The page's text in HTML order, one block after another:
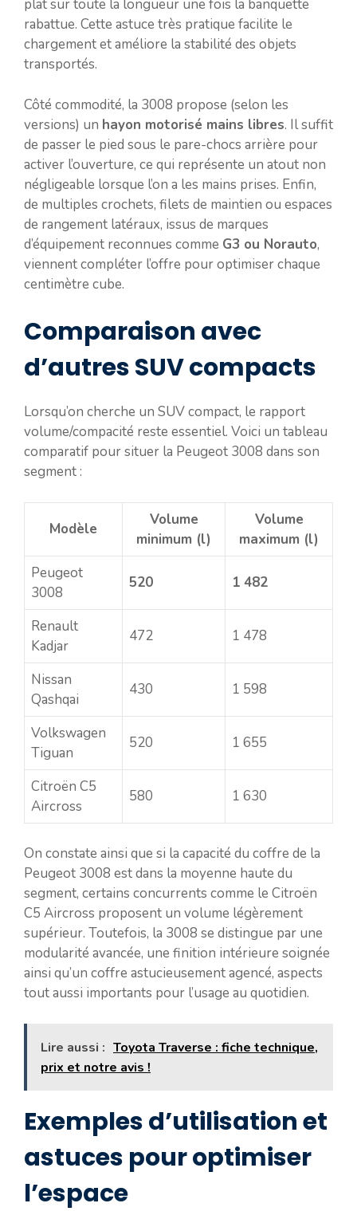
plat sur toute la longueur une fois la banquette
rabattue. Cette astuce très pratique facilite le
chargement et améliore la stabilité des objets
transportés.
Côté commodité, la 3008 propose (selon les
versions) un hayon motorisé mains libres. Il suffit
de passer le pied sous le pare-chocs arrière pour
activer l’ouverture, ce qui représente un atout non
négligeable lorsque l’on a les mains prises. Enfin,
de multiples crochets, filets de maintien ou espaces
de rangement latéraux, issus de marques
d’équipement reconnues comme G3 ou Norauto,
viennent compléter l’offre pour optimiser chaque
centimètre cube.
Comparaison avec
d’autres SUV compacts
Lorsqu’on cherche un SUV compact, le rapport
volume/compacité reste essentiel. Voici un tableau
comparatif pour situer la Peugeot 3008 dans son
segment :
Modèle
Volume
minimum (l)
Volume
maximum (l)
Peugeot
3008
520 1 482
Renault
Kadjar
472 1 478
Nissan
Qashqai
430 1 598
Volkswagen
Tiguan
520 1 655
Citroën C5
Aircross
580 1 630
On constate ainsi que si la capacité du coffre de la
Peugeot 3008 est dans la moyenne haute du
segment, certains concurrents comme le Citroën
C5 Aircross proposent un volume légèrement
supérieur. Toutefois, la 3008 se distingue par une
modularité avancée, une finition intérieure soignée
ainsi qu’un coffre astucieusement agencé, aspects
tout aussi importants pour l’usage au quotidien.
Lire aussi : Toyota Traverse : fiche technique,
prix et notre avis !
Exemples d’utilisation et
astuces pour optimiser
l’espace